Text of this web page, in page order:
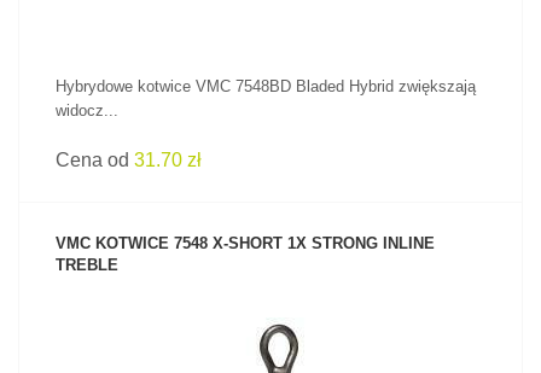
Hybrydowe kotwice VMC 7548BD Bladed Hybrid zwiększają
widocz...
Cena od 31.70 zł
VMC KOTWICE 7548 X-SHORT 1X STRONG INLINE
TREBLE
ZOBACZ PRODUKT